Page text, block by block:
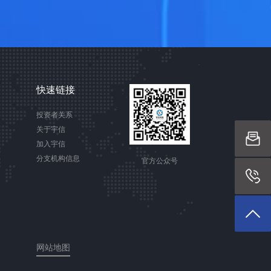
快速链接
投资者关系
关于宇信
加入宇信
分支机构信息
网站地图
官方公众号